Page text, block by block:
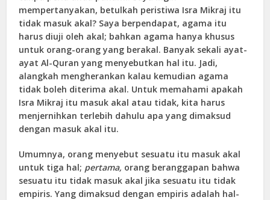
mempertanyakan, betulkah peristiwa Isra Mikraj itu
tidak masuk akal? Saya berpendapat, agama itu
harus diuji oleh akal; bahkan agama hanya khusus
untuk orang-orang yang berakal. Banyak sekali ayat-
ayat Al-Quran yang menyebutkan hal itu. Jadi,
alangkah mengherankan kalau kemudian agama
tidak boleh diterima akal. Untuk memahami apakah
Isra Mikraj itu masuk akal atau tidak, kita harus
menjernihkan terlebih dahulu apa yang dimaksud
dengan masuk akal itu.
Umumnya, orang menyebut sesuatu itu masuk akal
untuk tiga hal; pertama, orang beranggapan bahwa
sesuatu itu tidak masuk akal jika sesuatu itu tidak
empiris. Yang dimaksud dengan empiris adalah hal-